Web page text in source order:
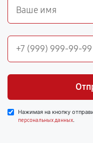
Нажимая на кнопку
персональных данных.